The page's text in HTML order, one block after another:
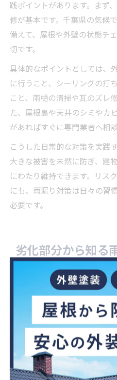
践ポイントがあります。まず
修が基本です。千葉県の気候
備えて、屋根や外壁の状態チ
切です。
具体的なポイントとしては、
に行うこと、シーリングの打
こと、雨樋の清掃や瓦のズレ
た、屋根裏や天井のシミやカ
があればすぐに専門業者へ相
こうした日常的な対策を実践
大きな被害を未然に防ぎ、建
にわたり維持できます。リス
にも、雨漏り対策は日々の習
必要です。
劣化部分から知る
雨漏り対策には劣化部分の
雨漏り対策を効果的に行うた
不可欠です。なぜなら、表面
や外壁・シーリングの内部で
が多く、目視だけでは発見し
す。
千葉県特有の高温多湿や台風